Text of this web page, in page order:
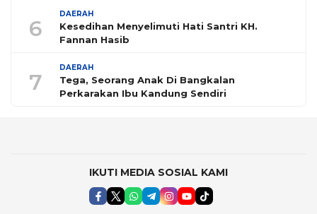
6
DAERAH
Kesedihan Menyelimuti Hati Santri KH.
Fannan Hasib
7
DAERAH
Tega, Seorang Anak Di Bangkalan
Perkarakan Ibu Kandung Sendiri
IKUTI MEDIA SOSIAL KAMI